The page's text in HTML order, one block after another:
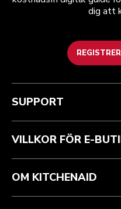
dig att
Health Check
Spåra din beställning
Vanliga frågor
Regler och villkor
Returer och återbetalningar
ODR
Varumärket
Hitta en butik
SUPPORT
VILLKOR FÖR E-
OM KITCHENAID